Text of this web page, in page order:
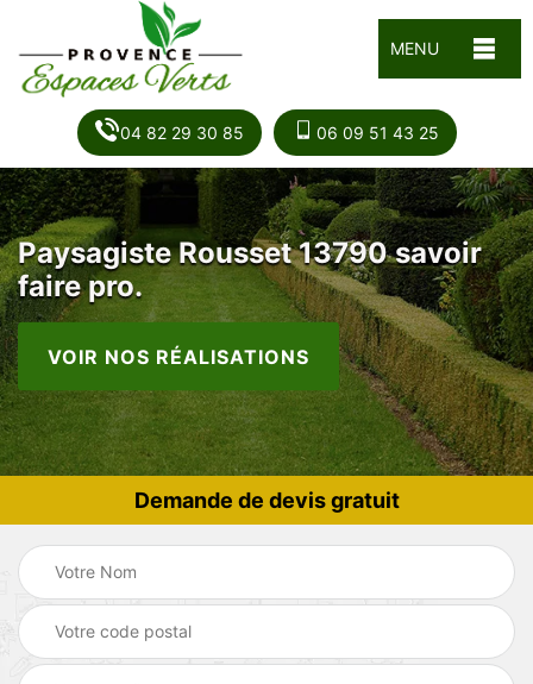
MENU
04 82 29 30 85 06 09 51 43 25
Paysagiste Rousset 13790 savoir
faire pro.
VOIR NOS RÉALISATIONS
Demande de devis gratuit